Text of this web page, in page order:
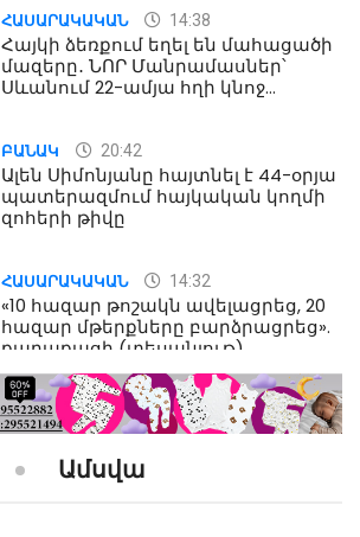
ՀԱՍԱՐԱԿԱԿԱՆ 14:38
Հայկի ձեռքում եղել են մահացածի
մազերը․ ՆՈՐ Մանրամասներ՝
Սևանում 22-ամյա հղի կնոջ
ԲԱՆԱԿ 20:42
Ալեն Սիմոնյանը հայտնել է 44-օրյա
պատերազմում հայկական կողմի
զոհերի թիվը
ՀԱՍԱՐԱԿԱԿԱՆ 14:32
«10 հազար թոշակն ավելացրեց, 20
հազար մթերքները բարձրացրեց».
քաղաքացի (տեսանյութ)
ՔԱՂԱՔԱԿԱՆ 10:52
«Լեզվիդ տալու փոխարեն
արտաբերիր այս երկու
նախադասությունը»․ Իշխան
Ամսվա